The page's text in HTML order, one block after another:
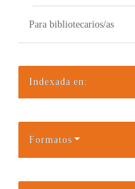
Para bibliotecarios/as
Indexada en:
Formatos